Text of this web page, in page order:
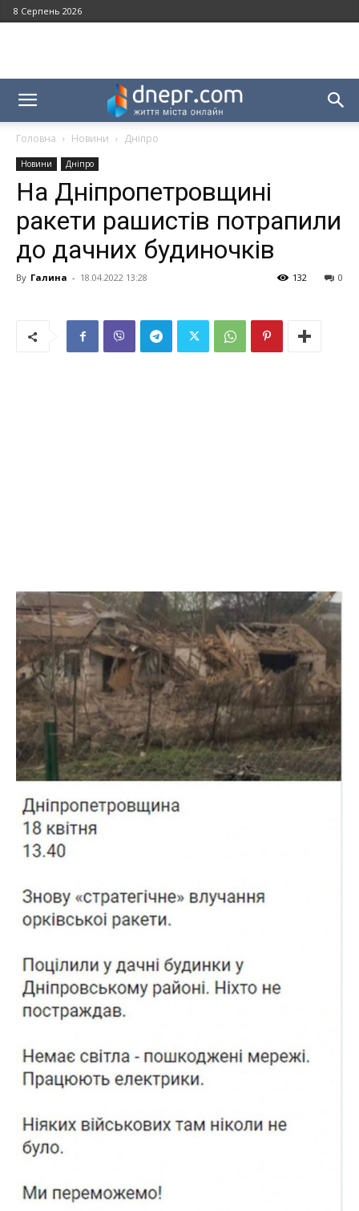
8 Серпень 2026
Головна Новини Дніпро
Новини Дніпро
На Дніпропетровщині
ракети рашистів потрапили
до дачних будиночків
By Галина - 18.04.2022 13:28 0
132